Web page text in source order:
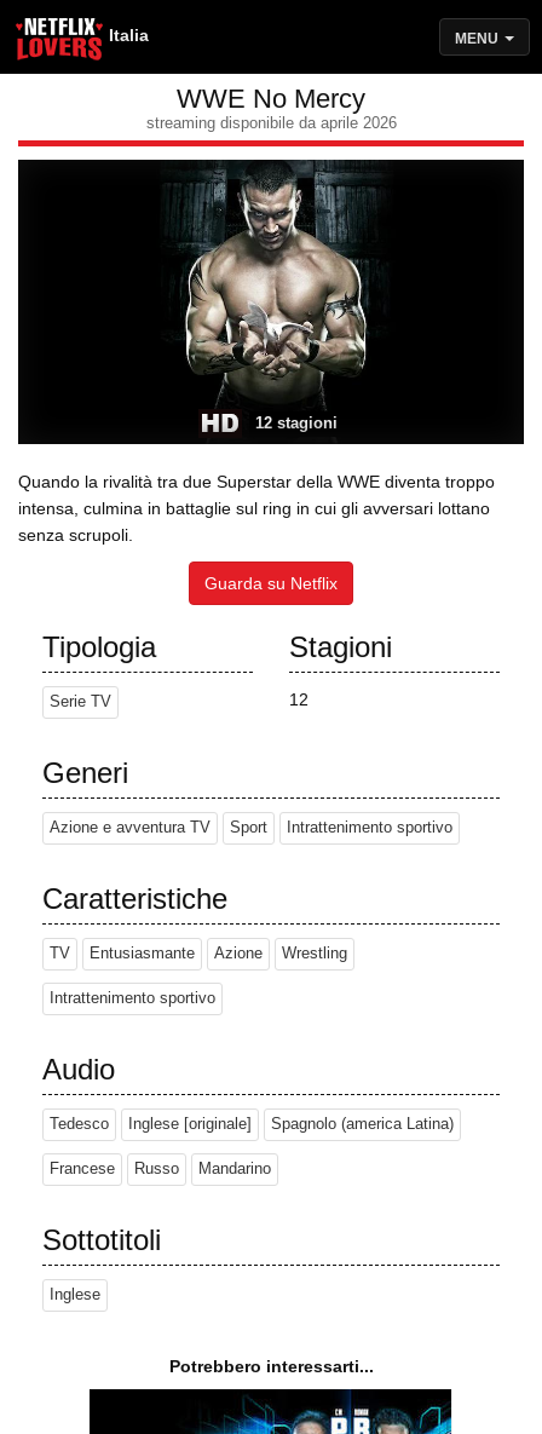
Italia MENU
WWE No Mercy
streaming disponibile da aprile 2026
12 stagioni
Quando la rivalità tra due Superstar della WWE diventa troppo
intensa, culmina in battaglie sul ring in cui gli avversari lottano
senza scrupoli.
Guarda su Netflix
Tipologia
Serie TV
Stagioni
12
Generi
Azione e avventura TV Sport Intrattenimento sportivo
Caratteristiche
TV Entusiasmante Azione Wrestling
Intrattenimento sportivo
Audio
Tedesco Inglese [originale] Spagnolo (america Latina)
Francese Russo Mandarino
Sottotitoli
Inglese
Potrebbero interessarti...